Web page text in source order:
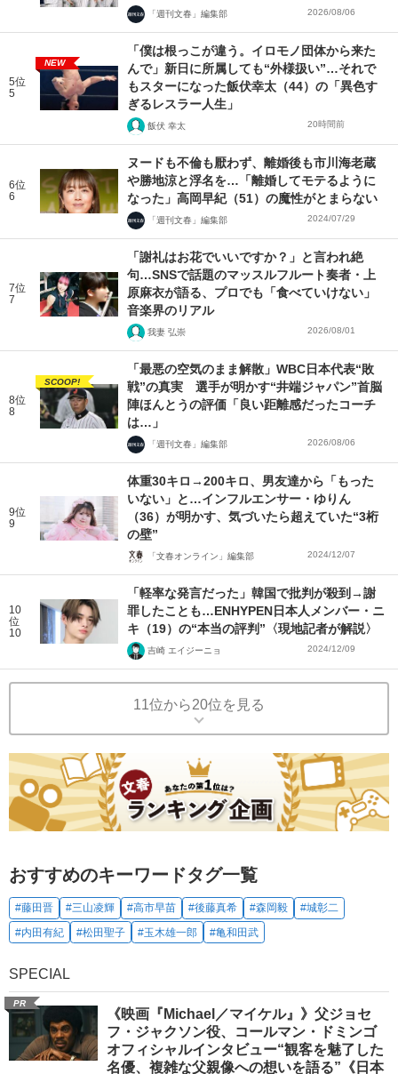
「週刊文春」編集部 2026/08/06
5位
5
NEW
「僕は根っこが違う。イロモノ団体から来た
んで」新日に所属しても“外様扱い”…それで
もスターになった飯伏幸太（44）の「異色す
ぎるレスラー人生」
飯伏 幸太 20時間前
6位
6
ヌードも不倫も厭わず、離婚後も市川海老蔵
や勝地涼と浮名を…「離婚してモテるように
なった」高岡早紀（51）の魔性がとまらない
「週刊文春」編集部 2024/07/29
7位
7
「謝礼はお花でいいですか？」と言われ絶
句…SNSで話題のマッスルフルート奏者・上
原麻衣が語る、プロでも「食べていけない」
音楽界のリアル
我妻 弘崇 2026/08/01
8位
8
SCOOP!
「最悪の空気のまま解散」WBC日本代表“敗
戦”の真実 選手が明かす“井端ジャパン”首脳
陣ほんとうの評価「良い距離感だったコーチ
は…」
「週刊文春」編集部 2026/08/06
9位
9
体重30キロ→200キロ、男友達から「もった
いない」と…インフルエンサー・ゆりん
（36）が明かす、気づいたら超えていた“3桁
の壁”
「文春オンライン」編集部 2024/12/07
10
位
10
「軽率な発言だった」韓国で批判が殺到→謝
罪したことも…ENHYPEN日本人メンバー・ニ
キ（19）の“本当の評判”〈現地記者が解説〉
吉崎 エイジーニョ 2024/12/09
11位から20位を見る
おすすめのキーワードタグ一覧
#藤田晋 #三山凌輝 #高市早苗 #後藤真希 #森岡毅
#城彰二
#内田有紀
#松田聖子 #玉木雄一郎 #亀和田武
SPECIAL
PR
《映画『Michael／マイケル』》父ジョセ
フ・ジャクソン役、コールマン・ドミンゴ
オフィシャルインタビュー“観客を魅了した
名優、複雑な父親像への想いを語る”《日本